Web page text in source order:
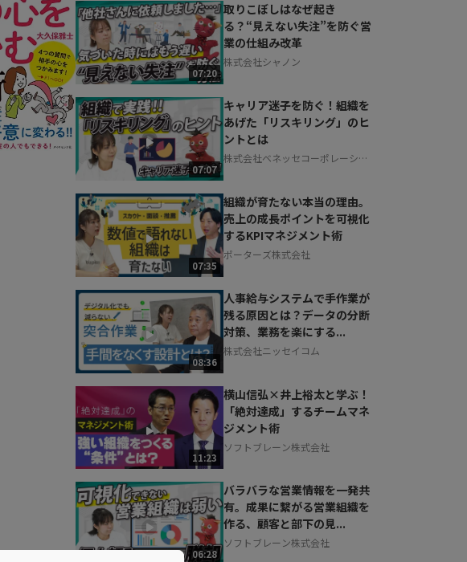
07:20
取りこぼしはなぜ起き
る？“見えない失注”を防ぐ営
業の仕組み改革
株式会社シャノン
07:07
キャリア迷子を防ぐ！組織を
あげた「リスキリング」のヒ
ントとは
株式会社ベネッセコーポレーショ
07:35
組織が育たない本当の理由。
売上の成長ポイントを可視化
するKPIマネジメント術
ポーターズ株式会社
08:36
人事給与システムで手作業が
残る原因とは？データの分断
対策、業務を楽にする...
株式会社ニッセイコム
11:23
横山信弘×井上裕太と学ぶ！
「絶対達成」するチームマネ
ジメント術
ソフトブレーン株式会社
06:28
バラバラな営業情報を一発共
有。成果に繋がる営業組織を
作る、顧客と部下の見...
ソフトブレーン株式会社